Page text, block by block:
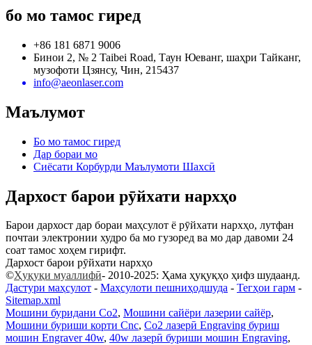
бо мо тамос гиред
+86 181 6871 9006
Бинои 2, № 2 Taibei Road, Таун Юеванг, шаҳри Тайканг,
музофоти Цзянсу, Чин, 215437
info@aeonlaser.com
Маълумот
Бо мо тамос гиред
Дар бораи мо
Сиёсати Корбурди Маълумоти Шахсӣ
Дархост барои рӯйхати нархҳо
Барои дархост дар бораи маҳсулот ё рӯйхати нархҳо, лутфан
почтаи электронии худро ба мо гузоред ва мо дар давоми 24
соат тамос хоҳем гирифт.
Дархост барои рӯйхати нархҳо
©Ҳуқуқи муаллифӣ- 2010-2025: Ҳама ҳуқуқҳо ҳифз шудаанд.
Дастури маҳсулот - Маҳсулоти пешниҳодшуда - Тегҳои гарм -
Sitemap.xml
Мошини буридани Co2, Мошини сайёри лазерии сайёр,
Мошини буриши корти Cnc, Co2 лазерӣ Engraving буриш
мошин Engraver 40w, 40w лазерӣ буриши мошин Engraving,